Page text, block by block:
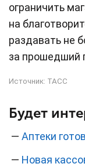
ограничить
на
раздавать не
за прошедший
Источник: ТАСС
Будет
— Аптеки
— Новая